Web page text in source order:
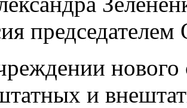
председателем
нового
и